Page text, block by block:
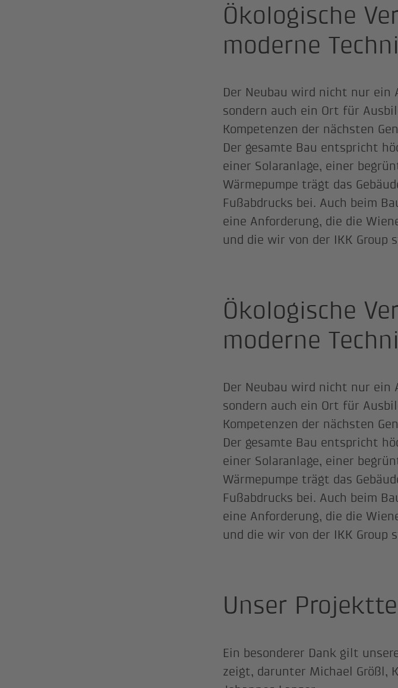
Ökologische
moderne
Der Neubau wird nicht nur
sondern auch ein Ort für
Kompetenzen der nächsten
Der gesamte Bau entspricht
einer Solaranlage, einer
Wärmepumpe trägt das
Fußabdrucks bei. Auch beim
eine Anforderung, die die
und die wir von der IKK Group
Ökologische
moderne
Der Neubau wird nicht nur
sondern auch ein Ort für
Kompetenzen der nächsten
Der gesamte Bau entspricht
einer Solaranlage, einer
Wärmepumpe trägt das
Fußabdrucks bei. Auch beim
eine Anforderung, die die
und die wir von der IKK Group
Unser
Ein besonderer Dank gilt
zeigt, darunter Michael Größl,